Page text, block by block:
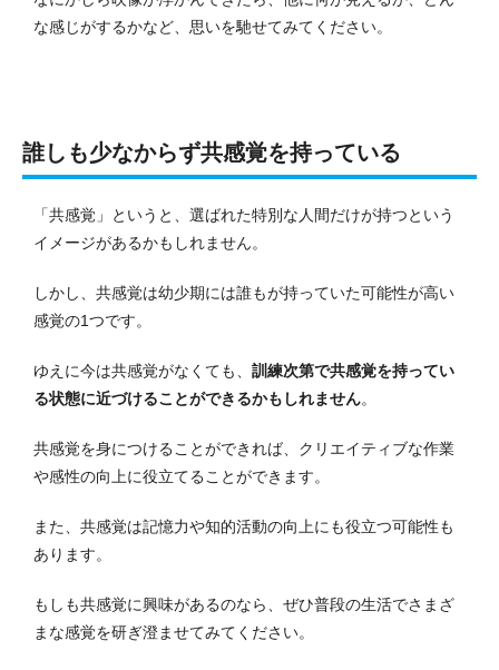
な感じがするかなど、思いを馳せてみてください。
誰しも少なからず共感覚を持っている
「共感覚」というと、選ばれた特別な人間だけが持つという
イメージがあるかもしれません。
しかし、共感覚は幼少期には誰もが持っていた可能性が高い
感覚の1つです。
ゆえに今は共感覚がなくても、 訓練次第で共感覚を持ってい
る状態に近づけることができるかもしれません。
共感覚を身につけることができれば、クリエイティブな作業
や感性の向上に役立てることができます。
また、共感覚は記憶力や知的活動の向上にも役立つ可能性も
あります。
もしも共感覚に興味があるのなら、ぜひ普段の生活でさまざ
まな感覚を研ぎ澄ませてみてください。